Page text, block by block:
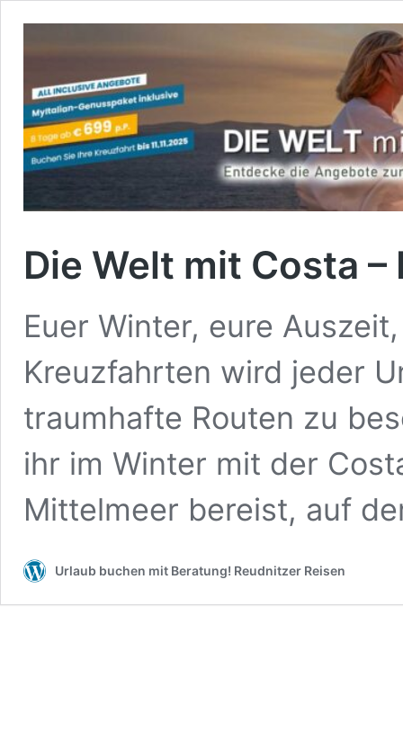
Die Welt mit Costa
Euer Winter, eure
Kreuzfahrten wird jeder
traumhafte Routen zu
ihr im Winter mit der
Mittelmeer bereist, auf
Urlaub buchen mit Beratung! Reudnitzer Reisen